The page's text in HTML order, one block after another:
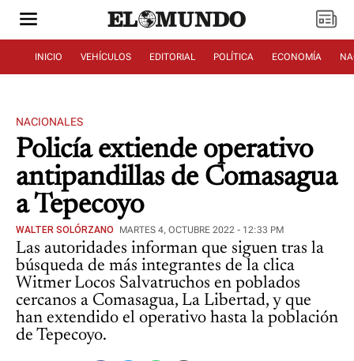
INICIO VEHÍCULOS EDITORIAL POLÍTICA ECONOMÍA
NACIONALES
Policía extiende operativo
antipandillas de Comasagua
a Tepecoyo
WALTER SOLÓRZANO MARTES 4, OCTUBRE 2022 - 12:33 PM
Las autoridades informan que siguen tras la
búsqueda de más integrantes de la clica
Witmer Locos Salvatruchos en poblados
cercanos a Comasagua, La Libertad, y que
han extendido el operativo hasta la población
de Tepecoyo.